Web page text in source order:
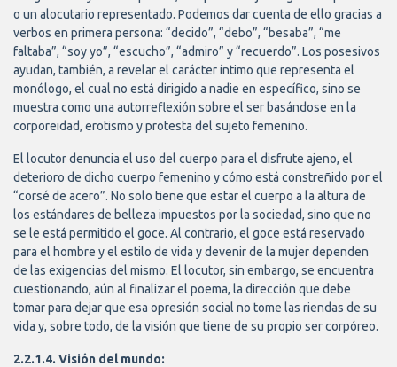
o un alocutario representado. Podemos dar cuenta de ello gracias a
verbos en primera persona: “decido”, “debo”, “besaba”, “me
faltaba”, “soy yo”, “escucho”, “admiro” y “recuerdo”. Los posesivos
ayudan, también, a revelar el carácter íntimo que representa el
monólogo, el cual no está dirigido a nadie en específico, sino se
muestra como una autorreflexión sobre el ser basándose en la
corporeidad, erotismo y protesta del sujeto femenino.
El locutor denuncia el uso del cuerpo para el disfrute ajeno, el
deterioro de dicho cuerpo femenino y cómo está constreñido por el
“corsé de acero”. No solo tiene que estar el cuerpo a la altura de
los estándares de belleza impuestos por la sociedad, sino que no
se le está permitido el goce. Al contrario, el goce está reservado
para el hombre y el estilo de vida y devenir de la mujer dependen
de las exigencias del mismo. El locutor, sin embargo, se encuentra
cuestionando, aún al finalizar el poema, la dirección que debe
tomar para dejar que esa opresión social no tome las riendas de su
vida y, sobre todo, de la visión que tiene de su propio ser corpóreo.
2.2.1.4. Visión del mundo: